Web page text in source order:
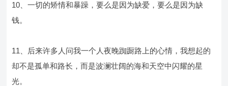
10、一切的矫情和暴躁，要么是因为缺爱，要么是因为缺
钱。
11、后来许多人问我一个人夜晚踟蹰路上的心情，我想起的
却不是孤单和路长，而是波澜壮阔的海和天空中闪耀的星
光。